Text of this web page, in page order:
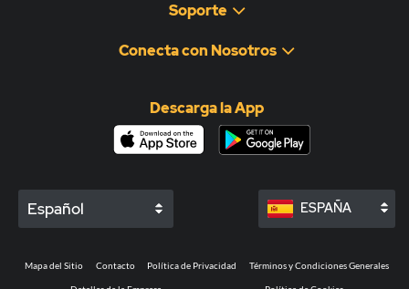
Soporte
Conecta con Nosotros
Descarga la App
Español ESPAÑA
Mapa del Sitio Contacto Política de Privacidad Términos y Condiciones Generales